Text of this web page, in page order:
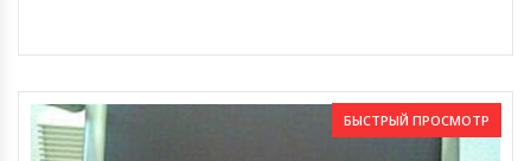
БЫСТРЫЙ ПРОСМОТР